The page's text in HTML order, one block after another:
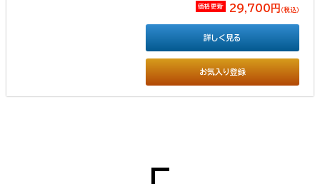
価格更新 29,700円 （税込）
お気入り登録
詳しく見る